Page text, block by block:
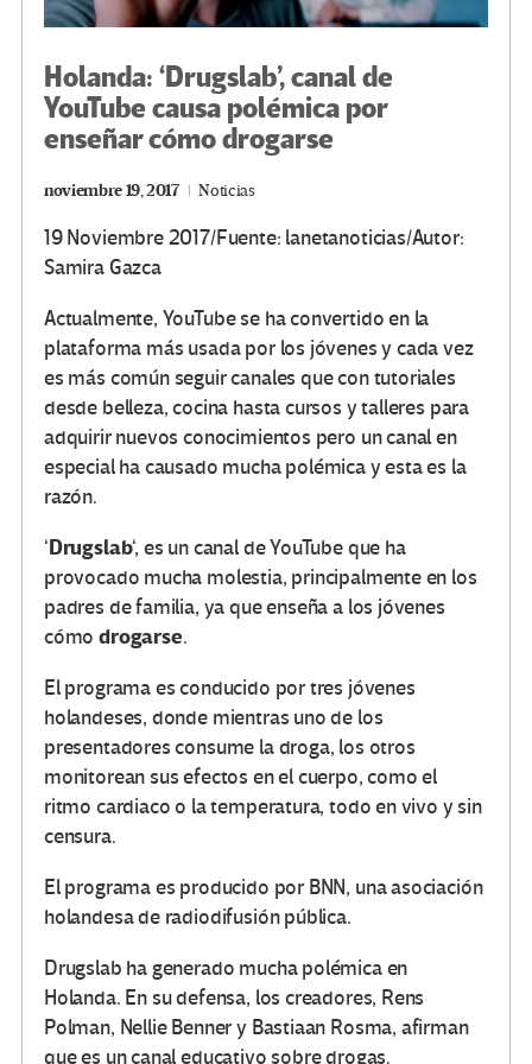
Holanda: ‘Drugslab’, canal de
YouTube causa polémica por
enseñar cómo drogarse
noviembre 19, 2017 Noticias
19 Noviembre 2017/Fuente: lanetanoticias/Autor:
Samira Gazca
Actualmente, YouTube se ha convertido en la
plataforma más usada por los jóvenes y cada vez
es más común seguir canales que con tutoriales
desde belleza, cocina hasta cursos y talleres para
adquirir nuevos conocimientos pero un canal en
especial ha causado mucha polémica y esta es la
razón.
‘Drugslab‘, es un canal de YouTube que ha
provocado mucha molestia, principalmente en los
padres de familia, ya que enseña a los jóvenes
cómodrogarse.
El programa es conducido por tres jóvenes
holandeses, donde mientras uno de los
presentadores consume la droga, los otros
monitorean sus efectos en el cuerpo, como el
ritmo cardiaco o la temperatura, todo en vivo y sin
censura.
El programa es producido por BNN, una asociación
holandesa de radiodifusión pública.
Drugslab ha generado mucha polémica en
Holanda. En su defensa, los creadores, Rens
Polman, Nellie Benner y Bastiaan Rosma, afirman
que es un canal educativo sobre drogas.